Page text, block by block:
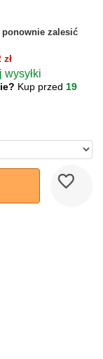
ponownie zalesić
zł
wysyłki
Kup przed 19